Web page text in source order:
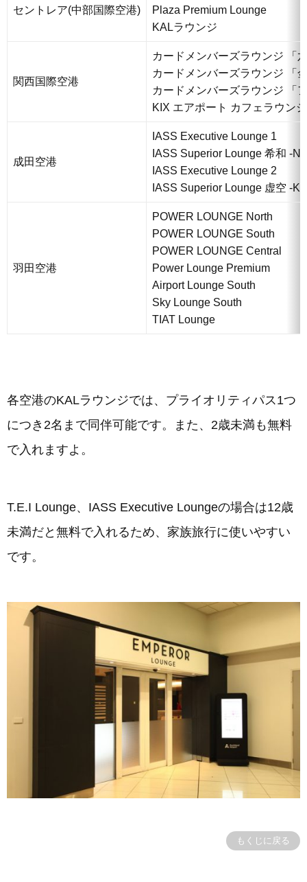
セントレア(中部国際空港)
Plaza Premium Lounge
KALラウンジ
関西国際空港
カードメンバーズラウンジ 「
カードメンバーズラウンジ 「
カードメンバーズラウンジ 「
KIX エアポート カフェラウン
成田空港
IASS Executive Lounge 1
IASS Superior Lounge 希和 -
IASS Executive Lounge 2
IASS Superior Lounge 虚空 -
羽田空港
POWER LOUNGE North
POWER LOUNGE South
POWER LOUNGE Central
Power Lounge Premium
Airport Lounge South
Sky Lounge South
TIAT Lounge
各空港のKALラウンジでは、プライオリティパス1つ
につき2名まで同伴可能です。また、2歳未満も無料
で入れますよ。
T.E.I Lounge、IASS Executive Loungeの場合は12歳
未満だと無料で入れるため、家族旅行に使いやすい
です。
もくじに戻る